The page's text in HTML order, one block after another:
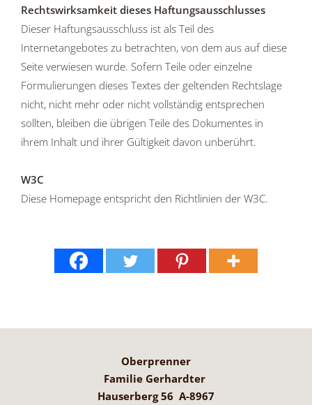
Rechtswirksamkeit dieses Haftungsausschlusses
Dieser Haftungsausschluss ist als Teil des
Internetangebotes zu betrachten, von dem aus auf diese
Seite verwiesen wurde. Sofern Teile oder einzelne
Formulierungen dieses Textes der geltenden Rechtslage
nicht, nicht mehr oder nicht vollständig entsprechen
sollten, bleiben die übrigen Teile des Dokumentes in
ihrem Inhalt und ihrer Gültigkeit davon unberührt.
W3C
Diese Homepage entspricht den Richtlinien der W3C.
Oberprenner
Familie Gerhardter
Hauserberg 56 A-8967